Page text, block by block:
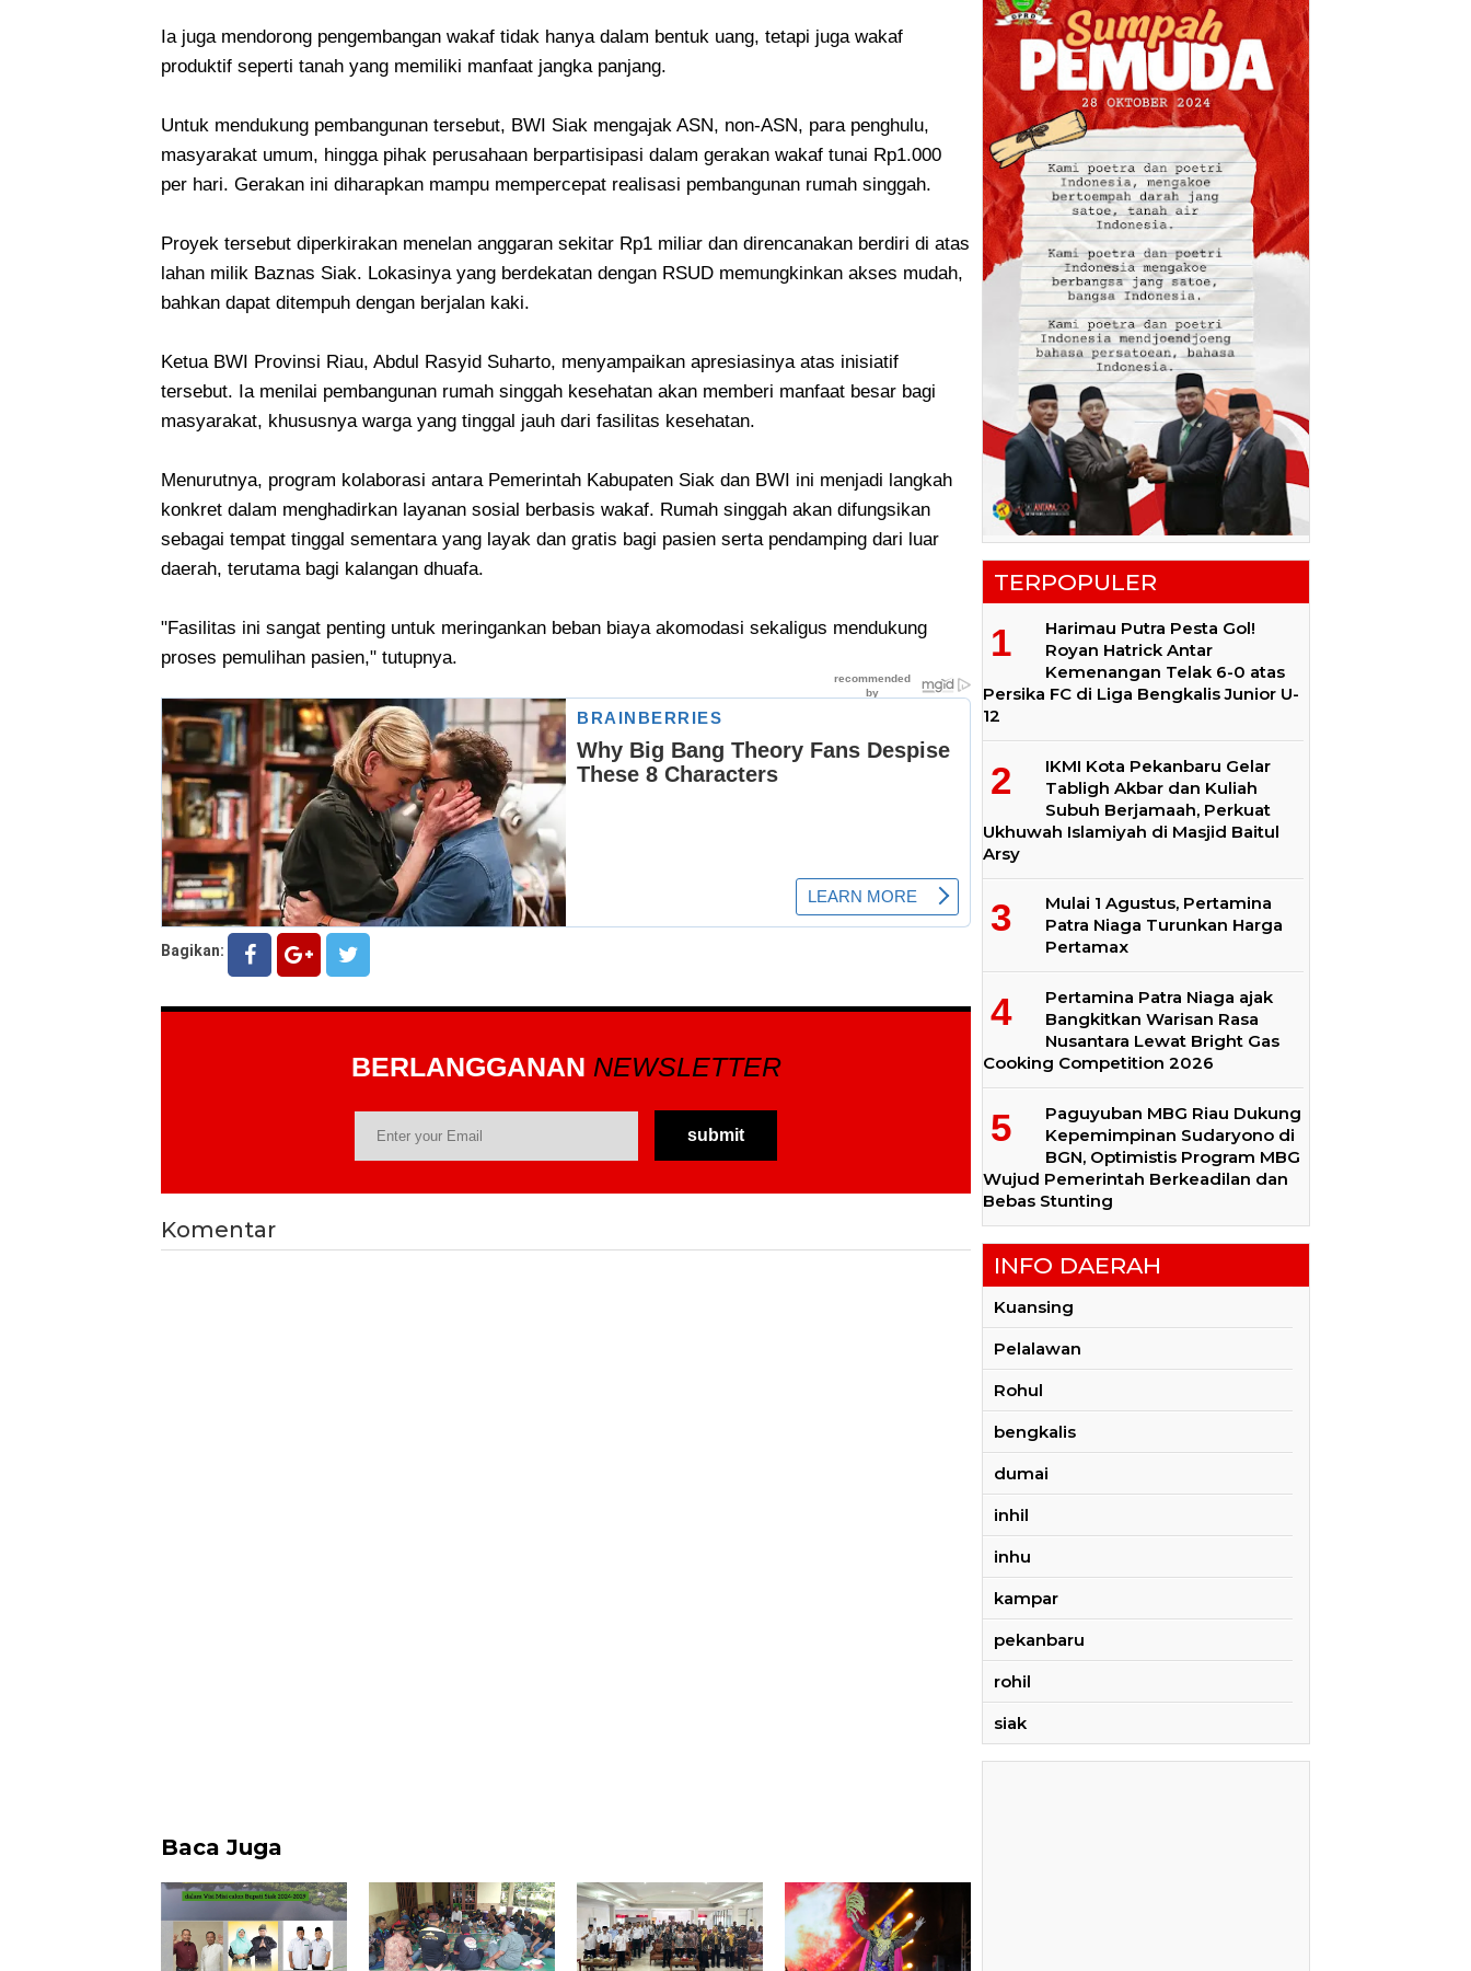
Ia juga mendorong pengembangan wakaf tidak hanya dalam bentuk uang, tetapi juga wakaf
produktif seperti tanah yang memiliki manfaat jangka panjang.
Untuk mendukung pembangunan tersebut, BWI Siak mengajak ASN, non-ASN, para penghulu,
masyarakat umum, hingga pihak perusahaan berpartisipasi dalam gerakan wakaf tunai Rp1.000
per hari. Gerakan ini diharapkan mampu mempercepat realisasi pembangunan rumah singgah.
Proyek tersebut diperkirakan menelan anggaran sekitar Rp1 miliar dan direncanakan berdiri di atas
lahan milik Baznas Siak. Lokasinya yang berdekatan dengan RSUD memungkinkan akses mudah,
bahkan dapat ditempuh dengan berjalan kaki.
Ketua BWI Provinsi Riau, Abdul Rasyid Suharto, menyampaikan apresiasinya atas inisiatif
tersebut. Ia menilai pembangunan rumah singgah kesehatan akan memberi manfaat besar bagi
masyarakat, khususnya warga yang tinggal jauh dari fasilitas kesehatan.
Menurutnya, program kolaborasi antara Pemerintah Kabupaten Siak dan BWI ini menjadi langkah
konkret dalam menghadirkan layanan sosial berbasis wakaf. Rumah singgah akan difungsikan
sebagai tempat tinggal sementara yang layak dan gratis bagi pasien serta pendamping dari luar
daerah, terutama bagi kalangan dhuafa.
"Fasilitas ini sangat penting untuk meringankan beban biaya akomodasi sekaligus mendukung
proses pemulihan pasien," tutupnya.
Bagikan:
BERLANGGANAN NEWSLETTER
Komentar
Baca Juga
TERPOPULER
Harimau Putra Pesta Gol!
Royan Hatrick Antar
Kemenangan Telak 6-0 atas
Persika FC di Liga Bengkalis Junior U-
12
IKMI Kota Pekanbaru Gelar
Tabligh Akbar dan Kuliah
Subuh Berjamaah, Perkuat
Ukhuwah Islamiyah di Masjid Baitul
Arsy
Mulai 1 Agustus, Pertamina
Patra Niaga Turunkan Harga
Pertamax
Pertamina Patra Niaga ajak
Bangkitkan Warisan Rasa
Nusantara Lewat Bright Gas
Cooking Competition 2026
Paguyuban MBG Riau Dukung
Kepemimpinan Sudaryono di
BGN, Optimistis Program MBG
Wujud Pemerintah Berkeadilan dan
Bebas Stunting
INFO DAERAH
Kuansing
Pelalawan
Rohul
bengkalis
dumai
inhil
inhu
kampar
pekanbaru
rohil
siak